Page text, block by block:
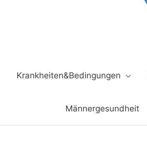
Krankheiten&Bedingungen
Männergesundheit